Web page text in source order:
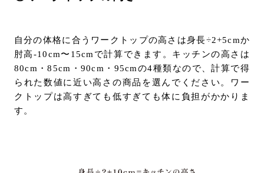
自分の体格に合うワークトップの高さは身長÷2+5cmか
肘高-10cm〜15cmで計算できます。キッチンの高さは
80cm・85cm・90cm・95cmの4種類なので、計算で得
られた数値に近い高さの商品を選んでください。ワー
クトップは高すぎても低すぎても体に負担がかかりま
す。